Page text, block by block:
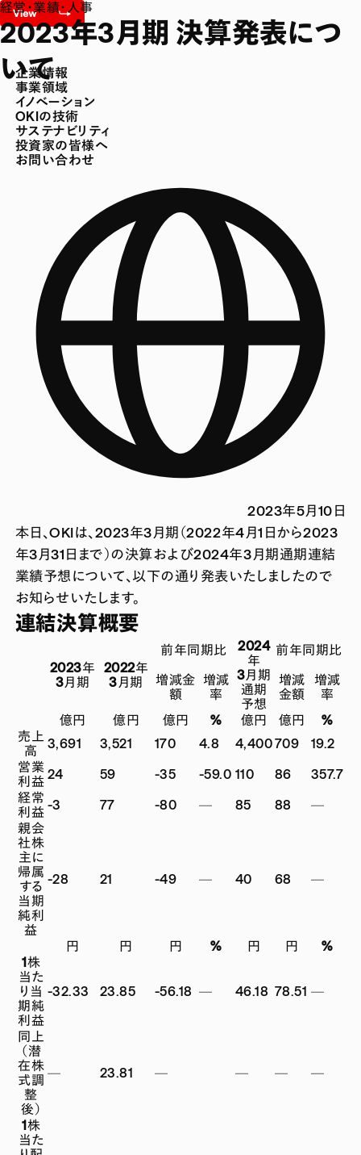
企業情報
事業領域
イノベーション
OKIの技術
サステナビリティ
投資家の皆様へ
お問い合わせ
経営・業績・人事
2023年3月期 決算発表につ
いて
2023年5月10日
本日、OKIは、2023年3月期（2022年4月1日から2023
年3月31日まで）の決算および2024年3月期通期連結
業績予想について、以下の通り発表いたしましたので
お知らせいたします。
連結決算概要
2023年
3月期
2022年
3月期
前年同期比
2024
年
3月期
通期
予想
前年同期比
増減金
額
増減
率
増減
金額
増減
率
億円
億円 億円 % 億円 億円
%
売上
高
3,691 3,521 170 4.8 4,400709
19.2
営業
利益 24 59 -35 -59.0 110 86
357.7
経常
利益 -3 77 -80 — 85 88
—
親会
社株
主に
帰属
する
当期
純利
益
-28 21 -49 — 40 68 —
円 円 円 % 円 円
%
1株
当た
り当
期純
利益
-32.33 23.85 -56.18 — 46.18 78.51 —
同上
（潜
在株
式調
整
後）
— 23.81 — — — —
1株
当た